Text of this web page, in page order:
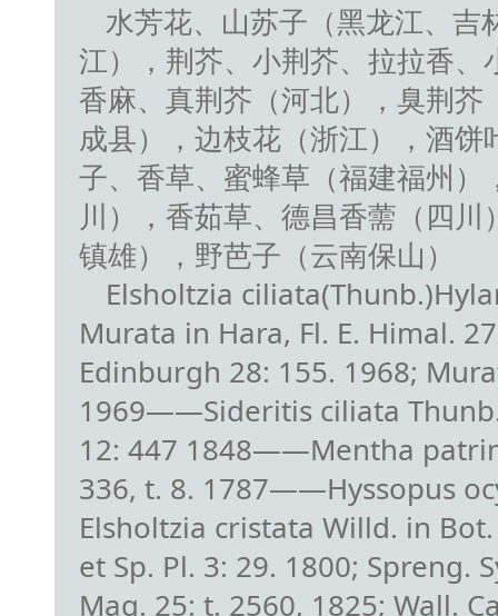
水芳花、山苏子（黑龙江、吉
江），荆芥、小荆芥、拉拉香
香麻、真荆芥（河北），臭荆
成县），边枝花（浙江），酒
子、香草、蜜蜂草（福建福州
川），香茹草、德昌香薷（四
镇雄），野芭子（云南保山）
Elsholtzia
Murata in Hara, Fl. E. Himal.
Edinburgh 28: 155. 1968;
1969——Sideritis ciliata Thunb.
12: 447 1848——Mentha
336, t. 8. 1787——Hyssopus
Elsholtzia cristata Willd. in
et Sp. Pl. 3: 29. 1800; Spreng.
Mag. 25: t. 2560, 1825; Wall.